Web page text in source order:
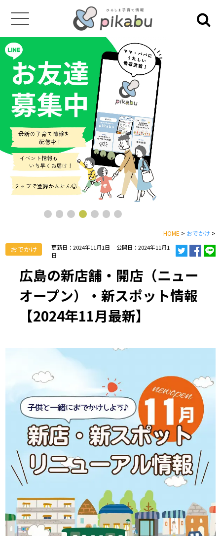
HOME > おでかけ >
おでかけ 更新日：2024年11月1日
公開日：2024年11月1
日
広島の新店舗・開店（ニュー
オープン）・新スポット情報
【2024年11月最新】